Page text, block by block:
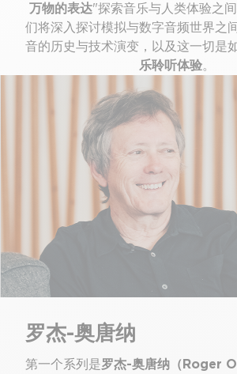
万物的表达"探索音乐与人类体验之
们将深入探讨模拟与数字音频世界之
音的历史与技术演变，以及这一切是
乐聆听体验。
罗杰-奥唐纳
第一个系列是罗杰-奥唐纳（Roger